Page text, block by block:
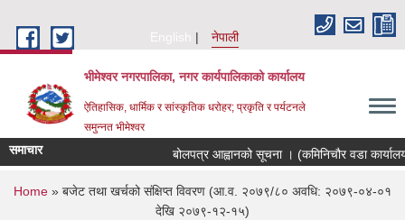
English
नेपाली
भीमेश्वर नगरपालिका, नगर कार्यपालिकाको कार्यालय
ऐतिहासिक, धार्मिक र सांस्कृतिक धरोहर; प्रकृति र पर्यटनले
समुन्नत भीमेश्वर
समाचार बोलपत्र आह्वानको सूचना । (कमिनिचौर वडा
You are here
Home » बजेट तथा खर्चको संक्षिप्त विवरण (आ.व. २०७९/८० अवधि: २०७९-०४-०१
देखि २०७९-१२-१५)